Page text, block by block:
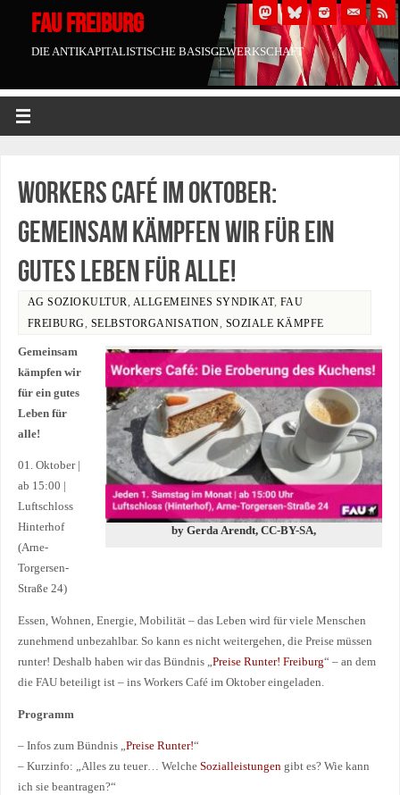
FAU FREIBURG
DIE ANTIKAPITALISTISCHE BASISGEWERKSCHAFT
Workers Café im Oktober:
Gemeinsam kämpfen wir für ein
gutes Leben für alle!
AG SOZIOKULTUR, ALLGEMEINES SYNDIKAT, FAU
FREIBURG, SELBSTORGANISATION, SOZIALE KÄMPFE
by Gerda Arendt, CC-BY-SA,
Gemeinsam
kämpfen wir
für ein gutes
Leben für
alle!
01. Oktober |
ab 15:00 |
Luftschloss
Hinterhof
(Arne-
Torgersen-
Straße 24)
Essen, Wohnen, Energie, Mobilität – das Leben wird für viele Menschen
zunehmend unbezahlbar. So kann es nicht weitergehen, die Preise müssen
runter! Deshalb haben wir das Bündnis „Preise Runter! Freiburg“ – an dem
die FAU beteiligt ist – ins Workers Café im Oktober eingeladen.
Programm
– Infos zum Bündnis „Preise Runter!“
– Kurzinfo: „Alles zu teuer… Welche Sozialleistungengibt es? Wie kann
ich sie beantragen?“